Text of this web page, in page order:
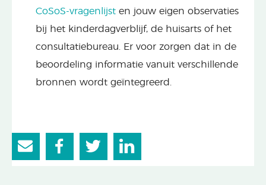
CoSoS-vragenlijst en jouw eigen observaties
bij het kinderdagverblijf, de huisarts of het
consultatiebureau. Er voor zorgen dat in de
beoordeling informatie vanuit verschillende
bronnen wordt geïntegreerd.